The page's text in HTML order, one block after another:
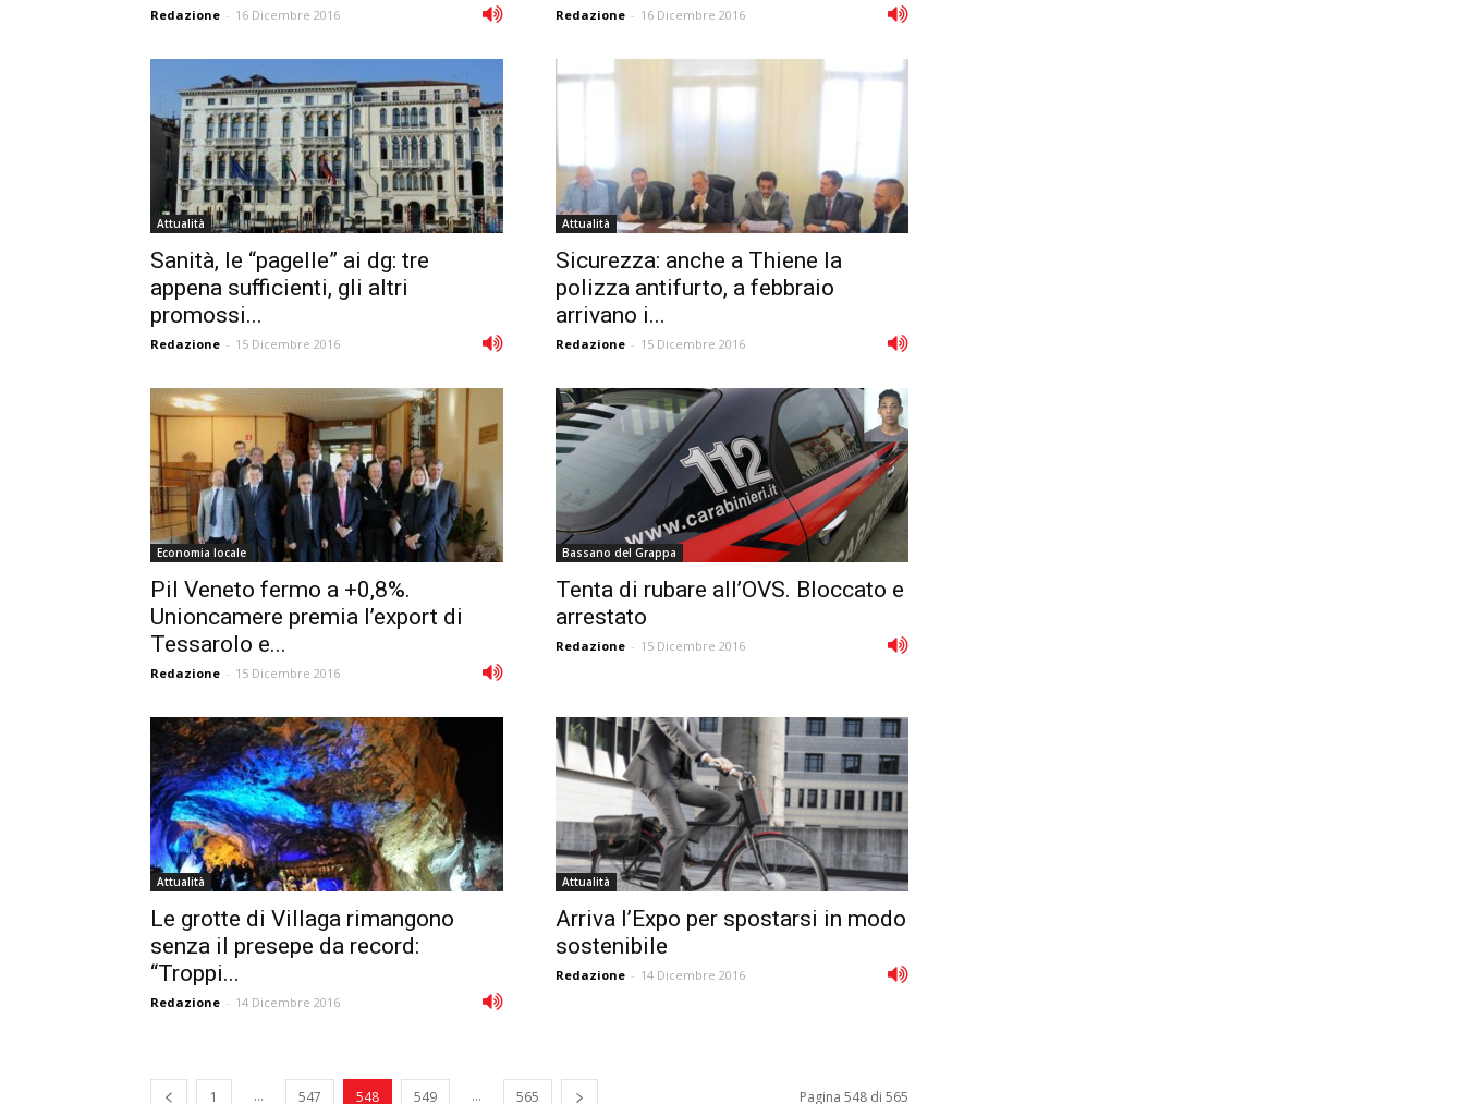
Redazione - 16 Dicembre 2016 Redazione - 16 Dicembre 2016
Attualità
Sanità, le “pagelle” ai dg: tre
appena sufficienti, gli altri
promossi...
Redazione - 15 Dicembre 2016
Attualità
Sicurezza: anche a Thiene la
polizza antifurto, a febbraio
arrivano i...
Redazione - 15 Dicembre 2016
Economia locale
Pil Veneto fermo a +0,8%.
Unioncamere premia l’export di
Tessarolo e...
Redazione - 15 Dicembre 2016
Bassano del Grappa
Tenta di rubare all’OVS. Bloccato e
arrestato
Redazione - 15 Dicembre 2016
Attualità
Le grotte di Villaga rimangono
senza il presepe da record:
“Troppi...
Redazione - 14 Dicembre 2016
Attualità
Arriva l’Expo per spostarsi in modo
sostenibile
Redazione - 14 Dicembre 2016
1 ... 547 548 549 ... 565 Pagina 548 di 565